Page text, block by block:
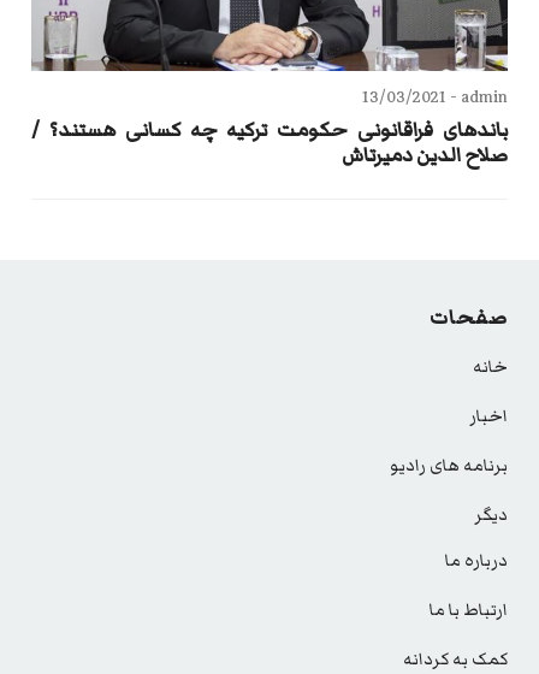
admin -
13/03/2021
باندهای فراقانونی حکومت ترکیه چه کسانی هستند؟ /
صلاح الدین دمیرتاش
صفحات
خانه
اخبار
برنامه های رادیو
دیگر
درباره ما
ارتباط با ما
کمک به کردانه